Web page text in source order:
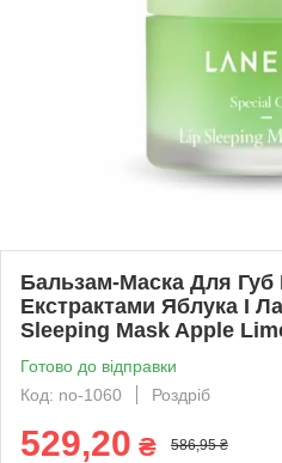
Бальзам-Маска Для
Екстрактами Яблука І
Sleeping Mask Apple
Готово до відправки
Код: no-1060
Роздріб
529,20 ₴ 586,95 ₴